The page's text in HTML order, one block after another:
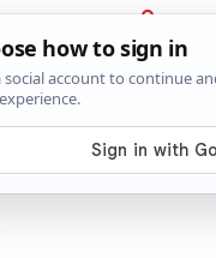
PRIJAVA